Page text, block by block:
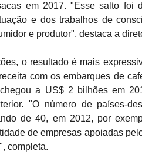
em 2017. "Esse salto foi
e dos trabalhos de
e produtor", destaca a
o resultado é mais
com os embarques de
a US$ 2 bilhões em
"O número de países-
de 40, em 2012, por
de empresas apoiadas
completa.